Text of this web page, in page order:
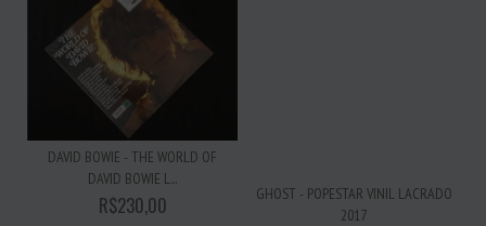
DAVID BOWIE - THE WORLD OF
DAVID BOWIE L...
R$230,00
GHOST - POPESTAR VINIL LACRADO
2017